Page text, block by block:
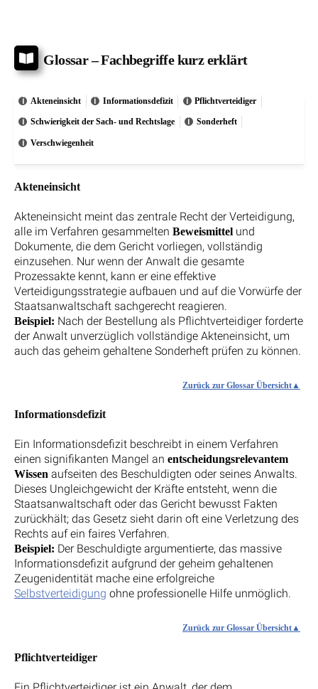
Glossar – Fachbegriffe kurz erklärt
Akteneinsicht Informationsdefizit Pflichtverteidiger
Schwierigkeit der Sach- und Rechtslage Sonderheft
Verschwiegenheit
Akteneinsicht
Akteneinsicht meint das zentrale Recht der Verteidigung,
alle im Verfahren gesammelten Beweismittel und
Dokumente, die dem Gericht vorliegen, vollständig
einzusehen. Nur wenn der Anwalt die gesamte
Prozessakte kennt, kann er eine effektive
Verteidigungsstrategie aufbauen und auf die Vorwürfe der
Staatsanwaltschaft sachgerecht reagieren.
Beispiel: Nach der Bestellung als Pflichtverteidiger forderte
der Anwalt unverzüglich vollständige Akteneinsicht, um
auch das geheim gehaltene Sonderheft prüfen zu können.
Zurück zur Glossar Übersicht
Informationsdefizit
Ein Informationsdefizit beschreibt in einem Verfahren
einen signifikanten Mangel an entscheidungsrelevantem
Wissen aufseiten des Beschuldigten oder seines Anwalts.
Dieses Ungleichgewicht der Kräfte entsteht, wenn die
Staatsanwaltschaft oder das Gericht bewusst Fakten
zurückhält; das Gesetz sieht darin oft eine Verletzung des
Rechts auf ein faires Verfahren.
Beispiel: Der Beschuldigte argumentierte, das massive
Informationsdefizit aufgrund der geheim gehaltenen
Zeugenidentität mache eine erfolgreiche
Selbstverteidigung ohne professionelle Hilfe unmöglich.
Zurück zur Glossar Übersicht
Pflichtverteidiger